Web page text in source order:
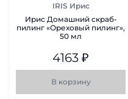
IRIS Ирис
Ирис Домашний скраб-
пилинг «Ореховый пилинг»,
50 мл
4163 ₽
В корзину